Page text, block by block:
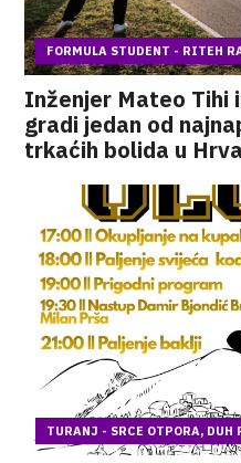
FORMULA STUDENT - RITEH
Inženjer Mateo Tihi
gradi jedan od
trkaćih bolida u
TURANJ - SRCE OTPORA, DUH